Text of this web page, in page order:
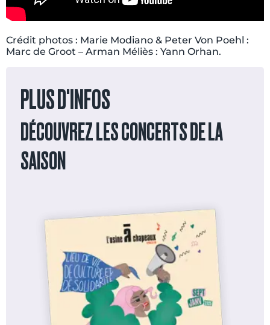
Crédit photos : Marie Modiano & Peter Von Poehl :
Marc de Groot – Arman Méliès : Yann Orhan.
PLUS D'INFOS
DÉCOUVREZ LES CONCERTS DE LA
SAISON